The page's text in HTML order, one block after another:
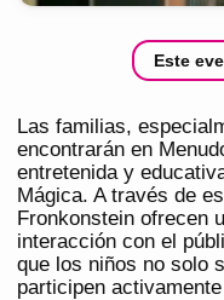
Este
Las familias,
encontrarán en
entretenida y
Mágica. A través de
Fronkonstein ofrecen
interacción con el
que los niños no solo
participen